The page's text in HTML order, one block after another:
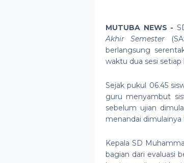
MUTUBA NEWS -
Akhir Semester
berlangsung
waktu dua sesi setiap
Sejak pukul 06.45
guru menyambut
sebelum ujian
menandai dimulainya
Kepala SD
bagian dari evaluasi